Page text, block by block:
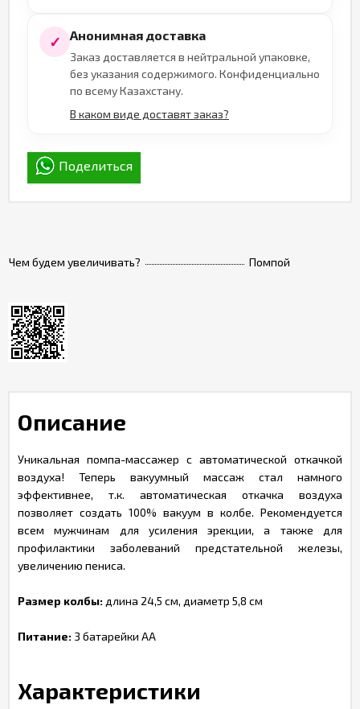
Чем будем увеличивать? Помпой
✓ Анонимная доставка
Заказ доставляется в нейтральной упаковке,
без указания содержимого. Конфиденциально
по всему Казахстану.
В каком виде доставят заказ?
Поделиться
Описание
Уникальная помпа-массажер с автоматической откачкой
воздуха! Теперь вакуумный массаж стал намного
эффективнее, т.к. автоматическая откачка воздуха
позволяет создать 100% вакуум в колбе. Рекомендуется
всем мужчинам для усиления эрекции, а также для
профилактики заболеваний предстательной железы,
увеличению пениса.
Размер колбы: длина 24,5 см, диаметр 5,8 см
Питание: 3 батарейки АА
Характеристики